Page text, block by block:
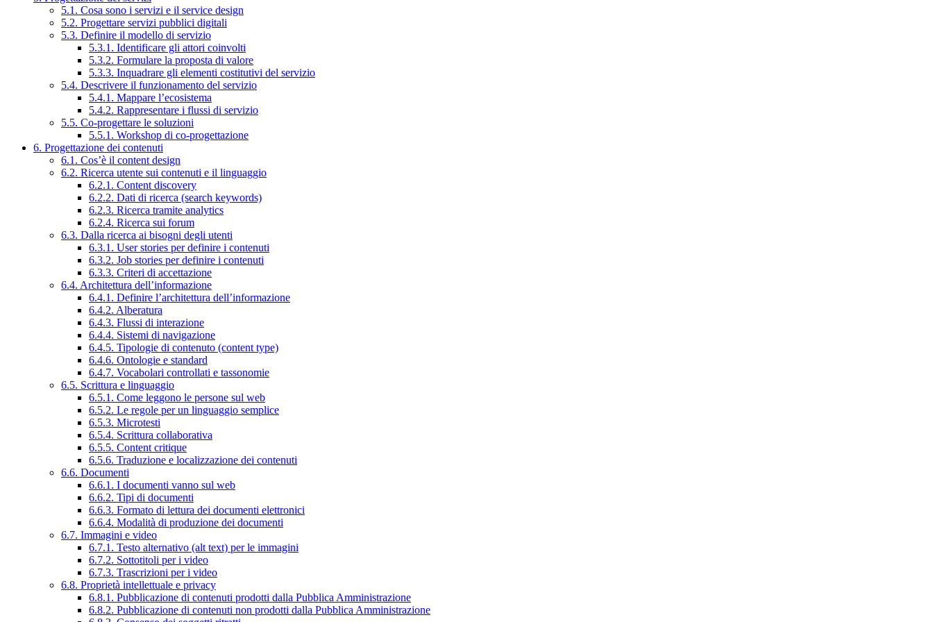
5.1. Cosa sono i servizi e il service design
5.2. Progettare servizi pubblici digitali
5.3. Definire il modello di servizio
5.3.1. Identificare gli attori coinvolti
5.3.2. Formulare la proposta di valore
5.3.3. Inquadrare gli elementi costitutivi del servizio
5.4. Descrivere il funzionamento del servizio
5.4.1. Mappare l’ecosistema
5.4.2. Rappresentare i flussi di servizio
5.5. Co-progettare le soluzioni
5.5.1. Workshop di co-progettazione
6. Progettazione dei contenuti
6.1. Cos’è il content design
6.2. Ricerca utente sui contenuti e il linguaggio
6.2.1. Content discovery
6.2.2. Dati di ricerca (search keywords)
6.2.3. Ricerca tramite analytics
6.2.4. Ricerca sui forum
6.3. Dalla ricerca ai bisogni degli utenti
6.3.1. User stories per definire i contenuti
6.3.2. Job stories per definire i contenuti
6.3.3. Criteri di accettazione
6.4. Architettura dell’informazione
6.4.1. Definire l’architettura dell’informazione
6.4.2. Alberatura
6.4.3. Flussi di interazione
6.4.4. Sistemi di navigazione
6.4.5. Tipologie di contenuto (content type)
6.4.6. Ontologie e standard
6.4.7. Vocabolari controllati e tassonomie
6.5. Scrittura e linguaggio
6.5.1. Come leggono le persone sul web
6.5.2. Le regole per un linguaggio semplice
6.5.3. Microtesti
6.5.4. Scrittura collaborativa
6.5.5. Content critique
6.5.6. Traduzione e localizzazione dei contenuti
6.6. Documenti
6.6.1. I documenti vanno sul web
6.6.2. Tipi di documenti
6.6.3. Formato di lettura dei documenti elettronici
6.6.4. Modalità di produzione dei documenti
6.7. Immagini e video
6.7.1. Testo alternativo (alt text) per le immagini
6.7.2. Sottotitoli per i video
6.7.3. Trascrizioni per i video
6.8. Proprietà intellettuale e privacy
6.8.1. Pubblicazione di contenuti prodotti dalla Pubblica Amministrazione
6.8.2. Pubblicazione di contenuti non prodotti dalla Pubblica Amministrazione